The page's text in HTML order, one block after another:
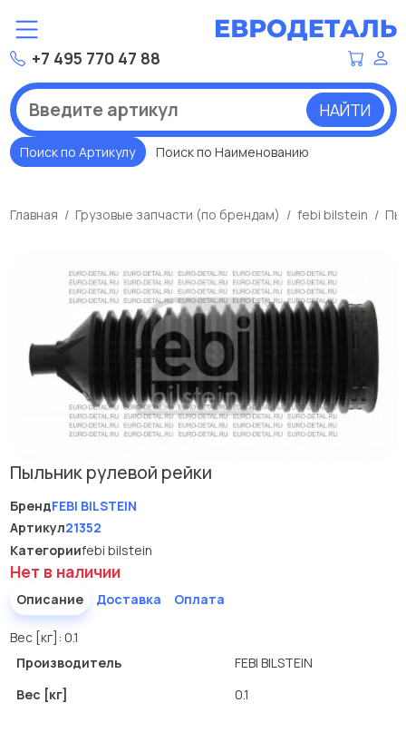
+7 495 770 47 88
НАЙТИ
Поиск по Артикулу Поиск по Наименованию
Главная Грузовые запчасти (по брендам) febi bilstein
Пыльник рулевой рейки
БрендFEBI BILSTEIN
Артикул21352
Категорииfebi bilstein
Нет в наличии
Описание Доставка Оплата
Вес [кг]: 0.1
Производитель
FEBI BILSTEIN
Вес [кг]
0.1